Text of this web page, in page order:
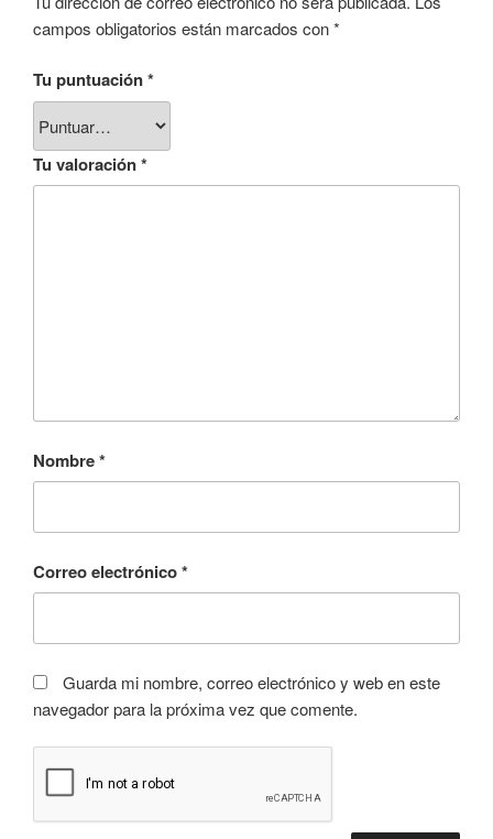
campos obligatorios están marcados con*
Tu puntuación*
Tu valoración*
Nombre*
Correo electrónico*
Guarda mi nombre, correo electrónico y web en este
navegador para la próxima vez que comente.